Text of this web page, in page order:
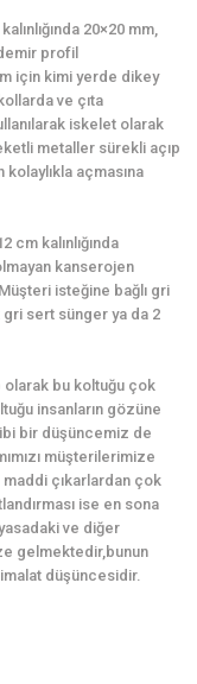
20×20 mm,
profil
için kimi yerde dikey
ve çıta
iskelet olarak
metaller sürekli açıp
açmasına
cm kalınlığında
kanserojen
isteğine bağlı gri
sert sünger ya da 2
olarak bu koltuğu çok
insanların gözüne
bir düşüncemiz de
müşterilerimize
çıkarlardan çok
ise en sona
ve diğer
gelmektedir,bunun
düşüncesidir.